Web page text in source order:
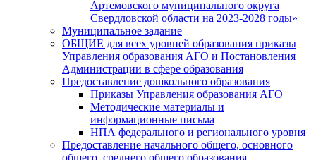
Артемовского муниципального округа
Свердловской области на 2023-2028 годы»
Муниципальное задание
ОБЩИЕ для всех уровней образования приказы
Управления образования АГО и Постановления
Администрации в сфере образования
Предоставление дошкольного образования
Приказы Управления образования АГО
Методические материалы и
информационные письма
НПА федерального и регионального уровня
Предоставление начального общего, основного